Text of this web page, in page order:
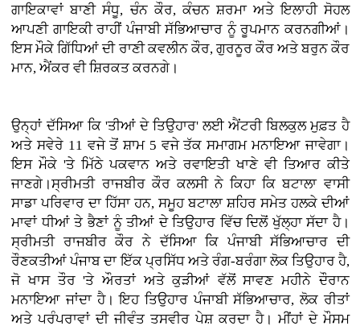
ਗਾਇਕਾਵਾਂ ਬਾਣੀ ਸੰਧੂ, ਚੰਨ ਕੌਰ, ਕੰਚਨ ਸ਼ਰਮਾ ਅਤੇ ਇਲਾਹੀ ਸੋਹਲ
ਆਪਣੀ ਗਾਇਕੀ ਰਾਹੀਂ ਪੰਜਾਬੀ ਸੱਭਿਆਚਾਰ ਨੂੰ ਰੂਪਮਾਨ ਕਰਨਗੀਆਂ।
ਇਸ ਮੌਕੇ ਗਿੱਧਿਆਂ ਦੀ ਰਾਣੀ ਕਵਲੀਨ ਕੌਰ, ਗੁਰਨੂਰ ਕੌਰ ਅਤੇ ਬਰੁਨ ਕੌਰ
ਮਾਨ, ਐਂਕਰ ਵੀ ਸ਼ਿਰਕਤ ਕਰਨਗੇ।
ਉਨ੍ਹਾਂ ਦੱਸਿਆ ਕਿ 'ਤੀਆਂ ਦੇ ਤਿਉਹਾਰ' ਲਈ ਐਂਟਰੀ ਬਿਲਕੁਲ ਮੁਫ਼ਤ ਹੈ
ਅਤੇ ਸਵੇਰੇ 11 ਵਜੇ ਤੋਂ ਸ਼ਾਮ 5 ਵਜੇ ਤੱਕ ਸਮਾਗਮ ਮਨਾਇਆ ਜਾਵੇਗਾ।
ਇਸ ਮੌਕੇ 'ਤੇ ਮਿੱਠੇ ਪਕਵਾਨ ਅਤੇ ਰਵਾਇਤੀ ਖਾਣੇ ਵੀ ਤਿਆਰ ਕੀਤੇ
ਜਾਣਗੇ।ਸ੍ਰੀਮਤੀ ਰਾਜਬੀਰ ਕੌਰ ਕਲਸੀ ਨੇ ਕਿਹਾ ਕਿ ਬਟਾਲਾ ਵਾਸੀ
ਸਾਡਾ ਪਰਿਵਾਰ ਦਾ ਹਿੱਸਾ ਹਨ, ਸਮੂਹ ਬਟਾਲਾ ਸ਼ਹਿਰ ਸਮੇਤ ਹਲਕੇ ਦੀਆਂ
ਮਾਵਾਂ ਧੀਆਂ ਤੇ ਭੈਣਾਂ ਨੂੰ ਤੀਆਂ ਦੇ ਤਿਉਹਾਰ ਵਿੱਚ ਦਿਲੋਂ ਖੁੱਲ੍ਹਾ ਸੱਦਾ ਹੈ।
ਸ੍ਰੀਮਤੀ ਰਾਜਬੀਰ ਕੌਰ ਨੇ ਦੱਸਿਆ ਕਿ ਪੰਜਾਬੀ ਸੱਭਿਆਚਾਰ ਦੀ
ਰੌਣਕਤੀਆਂ ਪੰਜਾਬ ਦਾ ਇੱਕ ਪ੍ਰਸਿੱਧ ਅਤੇ ਰੰਗ-ਬਰੰਗਾ ਲੋਕ ਤਿਉਹਾਰ ਹੈ,
ਜੋ ਖਾਸ ਤੌਰ 'ਤੇ ਔਰਤਾਂ ਅਤੇ ਕੁੜੀਆਂ ਵੱਲੋਂ ਸਾਵਣ ਮਹੀਨੇ ਦੌਰਾਨ
ਮਨਾਇਆ ਜਾਂਦਾ ਹੈ। ਇਹ ਤਿਉਹਾਰ ਪੰਜਾਬੀ ਸੱਭਿਆਚਾਰ, ਲੋਕ ਰੀਤਾਂ
ਅਤੇ ਪਰੰਪਰਾਵਾਂ ਦੀ ਜੀਵੰਤ ਤਸਵੀਰ ਪੇਸ਼ ਕਰਦਾ ਹੈ। ਮੀਂਹਾਂ ਦੇ ਮੌਸਮ